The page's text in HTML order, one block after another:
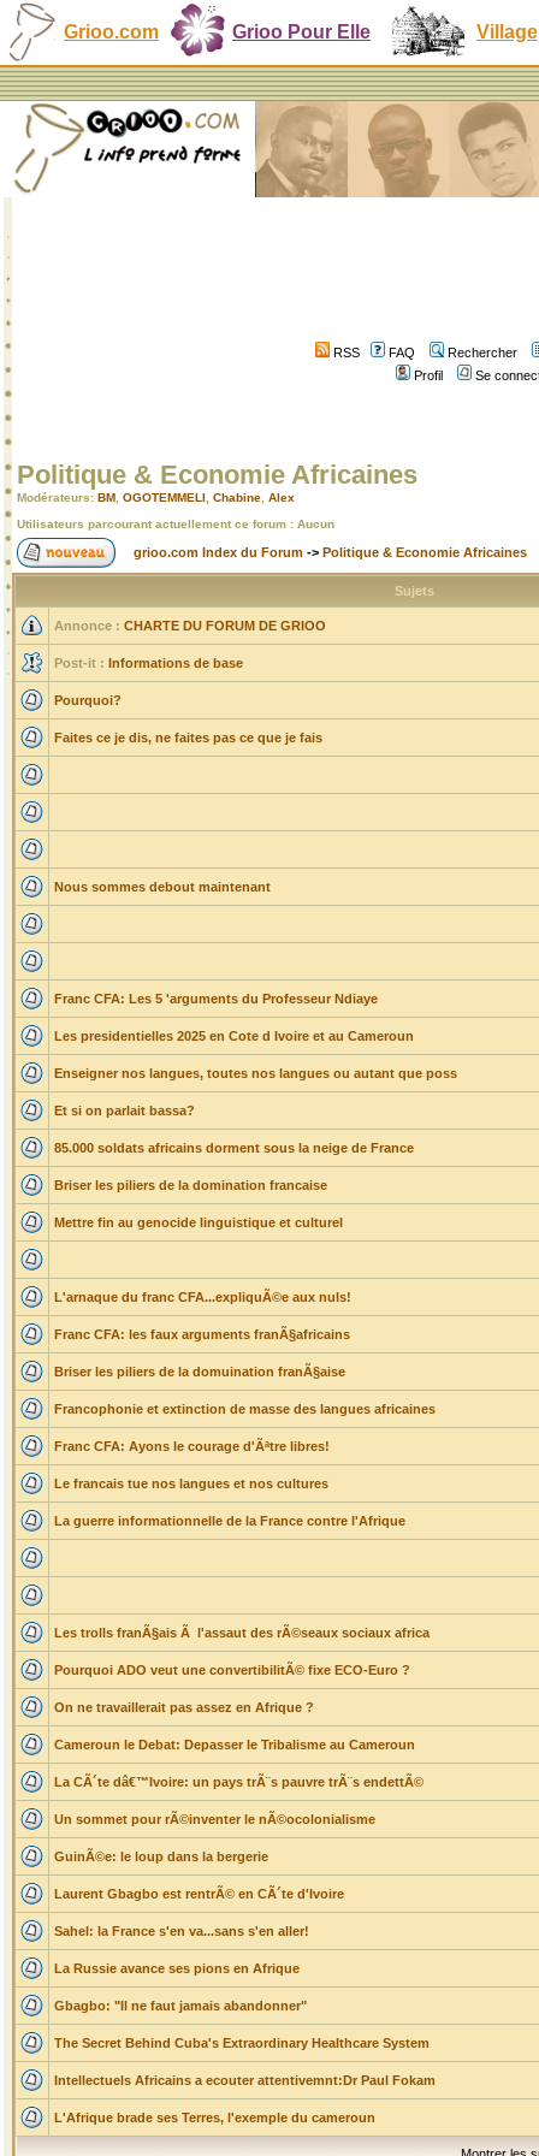
Grioo.com Grioo Pour Elle Village
RSS FAQ
Rechercher
Profil
Se
Politique & Economie Africaines
Modérateurs: BM OGOTEMMELI Chabine Alex
Utilisateurs parcourant actuellement ce forum : Aucun
grioo.com Index du Forum -> Politique & Economie Africaines
Sujets
Annonce : CHARTE DU FORUM DE GRIOO
Post-it : Informations de base
Pourquoi?
Faites ce je dis, ne faites pas ce que je fais
Nous sommes debout maintenant
Franc CFA: Les 5 'arguments du Professeur Ndiaye
Les presidentielles 2025 en Cote d Ivoire et au Cameroun
Enseigner nos langues, toutes nos langues ou autant que poss
Et si on parlait bassa?
85.000 soldats africains dorment sous la neige de France
Briser les piliers de la domination francaise
Mettre fin au genocide linguistique et culturel
L'arnaque du franc CFA...expliquÃ©e aux nuls!
Franc CFA: les faux arguments franÃ§africains
Briser les piliers de la domuination franÃ§aise
Francophonie et extinction de masse des langues africaines
Franc CFA: Ayons le courage d'Ãªtre libres!
Le francais tue nos langues et nos cultures
La guerre informationnelle de la France contre l'Afrique
Les trolls franÃ§ais Ã l'assaut des rÃ©seaux sociaux africa
Pourquoi ADO veut une convertibilitÃ© fixe ECO-Euro ?
On ne travaillerait pas assez en Afrique ?
Cameroun le Debat: Depasser le Tribalisme au Cameroun
La CÃ´te dâ€™Ivoire: un pays trÃ¨s pauvre trÃ¨s endettÃ©
Un sommet pour rÃ©inventer le nÃ©ocolonialisme
GuinÃ©e: le loup dans la bergerie
Laurent Gbagbo est rentrÃ© en CÃ´te d'Ivoire
Sahel: la France s'en va...sans s'en aller!
La Russie avance ses pions en Afrique
Gbagbo: "Il ne faut jamais abandonner"
The Secret Behind Cuba's Extraordinary Healthcare System
Intellectuels Africains a ecouter attentivemnt:Dr Paul Fokam
L'Afrique brade ses Terres, l'exemple du cameroun